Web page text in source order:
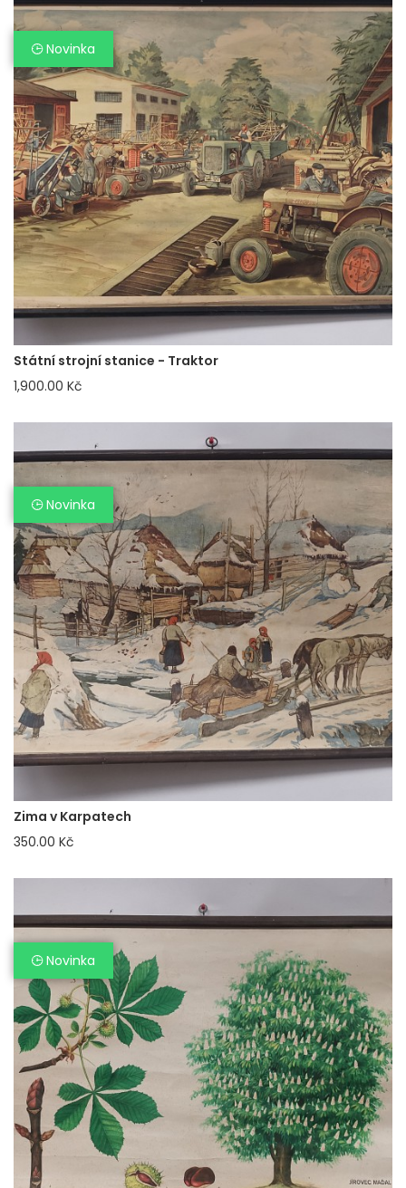
Státní strojní stanice - Traktor
Novinka
1,900.00 Kč
Zima v Karpatech
Novinka
350.00 Kč
Novinka